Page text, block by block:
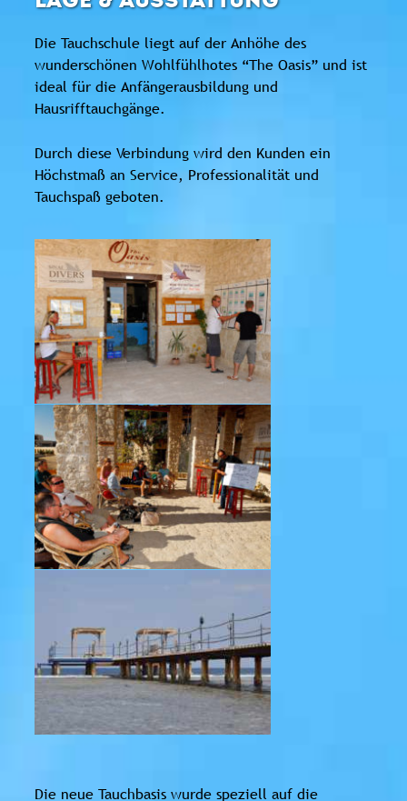
Die Tauchschule liegt auf der Anhöhe des
wunderschönen Wohlfühlhotes “The Oasis” und ist
ideal für die Anfängerausbildung und
Hausrifftauchgänge.
Durch diese Verbindung wird den Kunden ein
Höchstmaß an Service, Professionalität und
Tauchspaß geboten.
Die neue Tauchbasis wurde speziell auf die